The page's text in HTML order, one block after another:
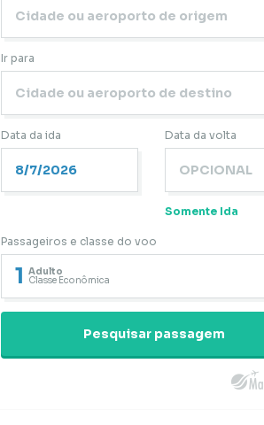
Ir para
Data da ida Data da volta
Somente Ida
Passageiros e classe do voo
1 Adulto
Classe Econômica
Pesquisar passagem